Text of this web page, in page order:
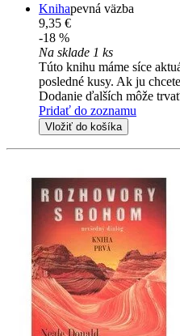
Knihapevná väzba
9,35 €
-18 %
Na sklade 1 ks
Túto knihu máme síce
posledné kusy. Ak ju
Dodanie ďalších môže
Pridať do zoznamu
Vložiť do košíka